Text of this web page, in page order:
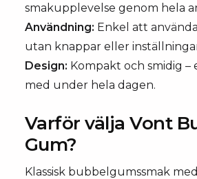
smakupplevelse genom hela
Användning: Enkel att
utan knappar eller
Design: Kompakt och smidig –
med under hela dagen.
Varför välja Vont
Gum?
Klassisk bubbelgumssmak